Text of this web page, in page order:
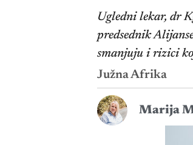
Ugledni lekar, dr
predsednik
smanjuju i rizici
Južna Afrika
Marija